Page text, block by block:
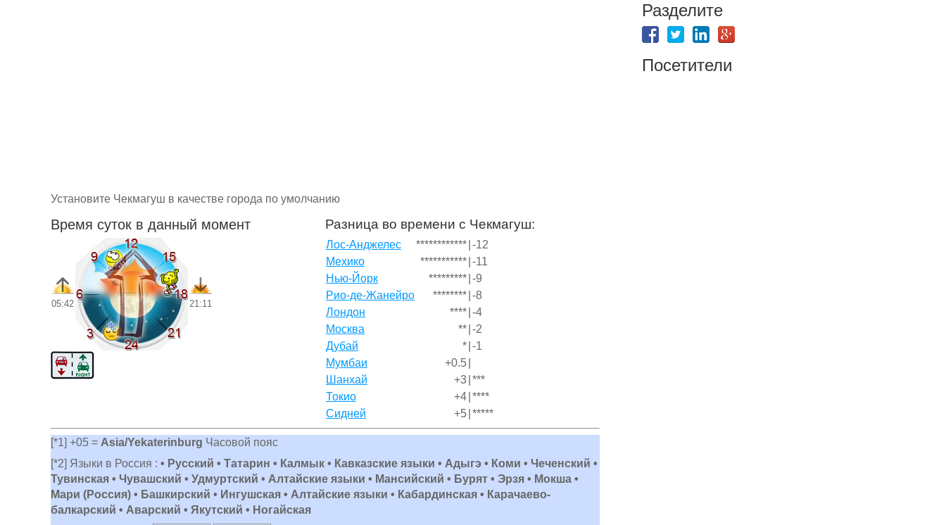
Установите Чекмагуш в качестве города по умолчанию
Время суток в данный момент
05:42 21:11
Разница во времени с Чекмагуш:
Лос-Анджелес ************ -12
Мехико
*********** -11
Нью-Йорк
********* -9
Рио-де-Жанейро
******** -8
Лондон
**** -4
Москва
** -2
Дубай
* -1
Мумбаи
+0.5
Шанхай
+3 ***
Токио
+4 ****
Сидней
+5 *****
[*1] +05 = Asia/Yekaterinburg Часовой пояс
[*2] Языки в Россия : • Русский • Татарин • Калмык • Кавказские языки • Адыгэ • Коми • Чеченский •
Тувинская • Чувашский • Удмуртский • Алтайские языки • Мансийский • Бурят • Эрзя • Мокша •
Мари (Россия) • Башкирский • Ингушская • Алтайские языки • Кабардинская • Карачаево-
балкарский • Аварский • Якутский • Ногайская
Разделите
Посетители